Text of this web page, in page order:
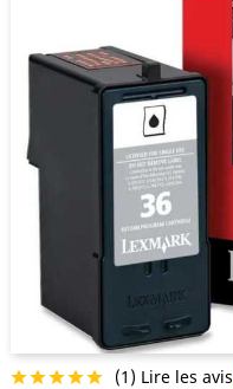
 (1) Lire les avis